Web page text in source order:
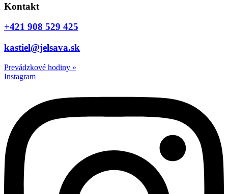
Kontakt
+421 908 529 425
kastiel@jelsava.sk
Prevádzkové hodiny »
Instagram